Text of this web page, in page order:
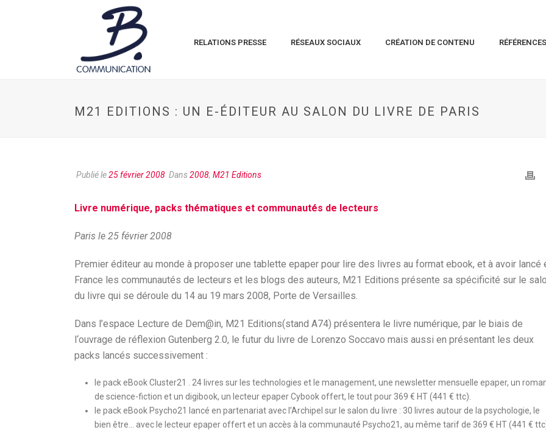
RELATIONS PRESSE RÉSEAUX SOCIAUX CRÉATION DE CONTENU RÉFÉRENCES
M21 EDITIONS : UN E-ÉDITEUR AU SALON DU LIVRE DE PARIS
Publié le25 février 2008 Dans2008, M21 Editions
Livre numérique, packs thématiques et communautés de lecteurs
Paris le 25 février 2008
Premier éditeur au monde à proposer une tablette epaper pour lire des livres au format ebook, et à avoir lancé
France les communautés de lecteurs et les blogs des auteurs, M21 Editions présente sa spécificité sur le
du livre qui se déroule du 14 au 19 mars 2008, Porte de Versailles.
Dans l’espace Lecture de Dem@in, M21 Editions(stand A74) présentera le livre numérique, par le biais de
l‘ouvrage de réflexion Gutenberg 2.0, le futur du livre de Lorenzo Soccavo mais aussi en présentant les deux
packs lancés successivement :
le pack eBook Cluster21 . 24 livres sur les technologies et le management, une newsletter mensuelle epaper, un
de science-fiction et un digibook, un lecteur epaper Cybook offert, le tout pour 369 € HT (441 € ttc).
le pack eBook Psycho21 lancé en partenariat avec l’Archipel sur le salon du livre : 30 livres autour de la psychologie, le
bien être… avec le lecteur epaper offert et un accès à la communauté Psycho21, au même tarif de 369 € HT (441 €